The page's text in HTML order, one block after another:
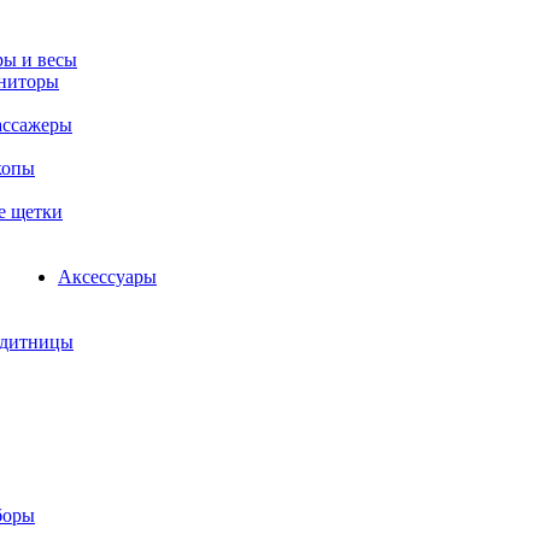
и весы
щетки
Аксессуары